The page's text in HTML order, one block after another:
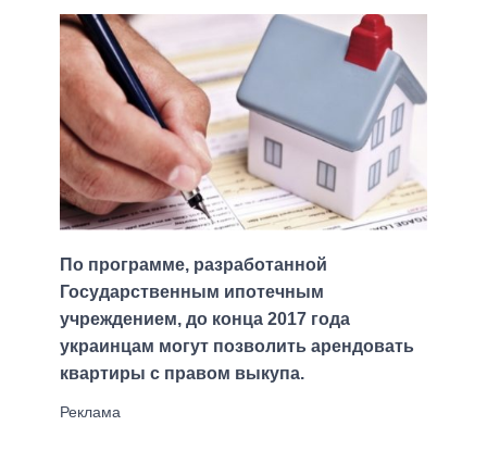
По программе, разработанной
Государственным ипотечным
учреждением, до конца 2017 года
украинцам могут позволить арендовать
квартиры с правом выкупа.